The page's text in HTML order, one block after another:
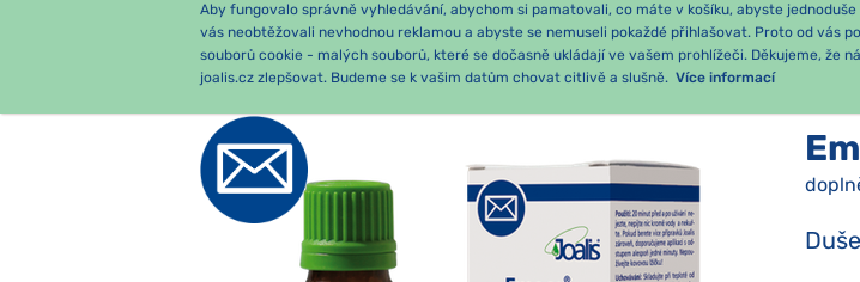
Aby fungovalo správně vyhledávání, abychom si pamatovali, co máte v košíku, abyste
vás neobtěžovali nevhodnou reklamou a abyste se nemuseli pokaždé přihlašovat. Proto od vás
souborů cookie - malých souborů, které se dočasně ukládají ve vašem prohlížeči. Děkujeme, že
joalis.cz zlepšovat. Budeme se k vašim datům chovat citlivě a slušně. Více informací
e-shop Joalis PODLE KATEGORIE Joalis emoce Emoce®50 ml